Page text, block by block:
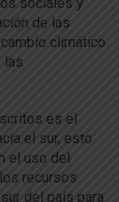
de las
climático
las
es el
el sur, esto
el uso del
recursos
del país para